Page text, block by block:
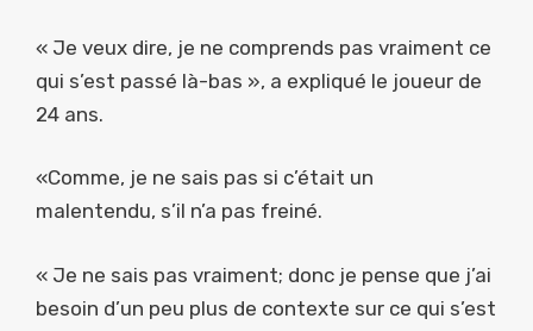
« Je veux dire, je ne comprends pas vraiment ce
qui s’est passé là-bas », a expliqué le joueur de
24 ans.
«Comme, je ne sais pas si c’était un
malentendu, s’il n’a pas freiné.
« Je ne sais pas vraiment; donc je pense que j’ai
besoin d’un peu plus de contexte sur ce qui s’est